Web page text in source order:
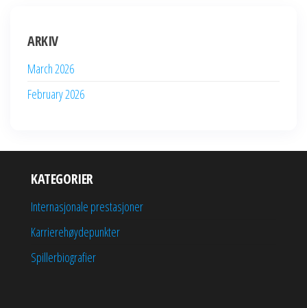
ARKIV
March 2026
February 2026
KATEGORIER
Internasjonale prestasjoner
Karrierehøydepunkter
Spillerbiografier